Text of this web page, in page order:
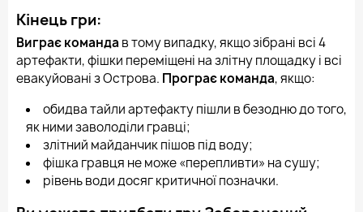
Кінець гри:
Виграє команда в тому випадку, якщо зібрані всі 4
артефакти, фішки переміщені на злітну площадку і всі
евакуйовані з Острова. Програє команда, якщо:
обидва тайли артефакту пішли в безодню до того,
як ними заволоділи гравці;
злітний майданчик пішов під воду;
фішка гравця не може «перепливти» на сушу;
рівень води досяг критичної позначки.